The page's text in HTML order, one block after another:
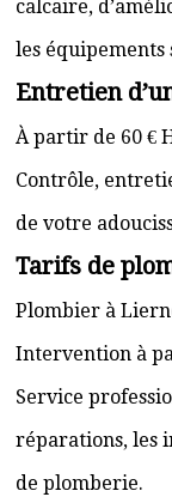
calcaire,
les équipements
Entretien
À partir de 60 €
Contrôle,
de votre
Tarifs de
Plombier à
Intervention à
Service
réparations, les
de plomberie.